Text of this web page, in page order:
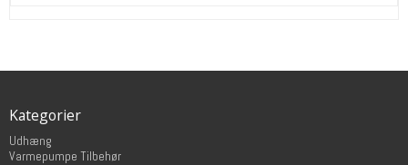
Kategorier
Udhæng
Varmepumpe Tilbehør